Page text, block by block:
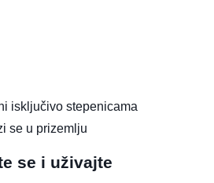
isključivo stepenicama
se u prizemlju
se i uživajte